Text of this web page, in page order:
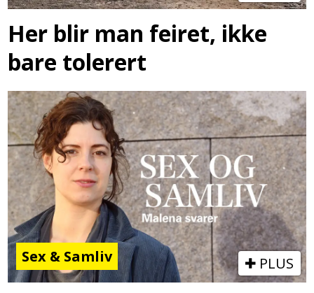
Her blir man feiret, ikke
bare tolerert
Sex & Samliv PLUS